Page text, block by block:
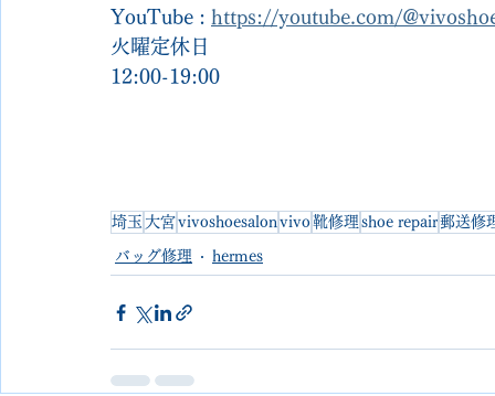
YouTube : https://youtube.com/
火曜定休日
12:00-19:00
埼玉 大宮vivoshoesalon vivo靴修理 shoe repair郵送修
バッグ修理 hermes